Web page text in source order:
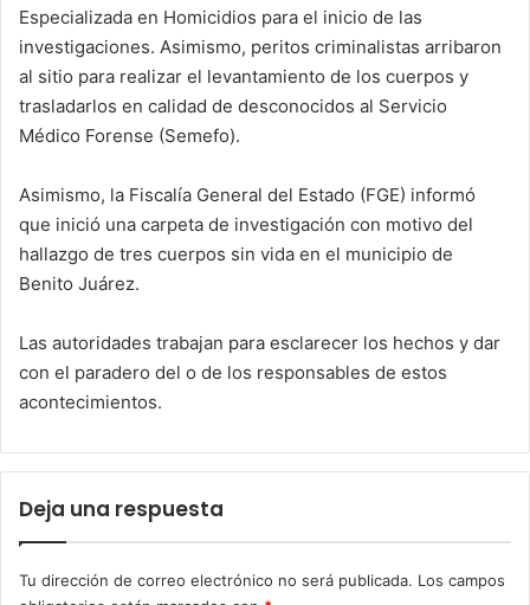
Especializada en Homicidios para el inicio de las
investigaciones. Asimismo, peritos criminalistas arribaron
al sitio para realizar el levantamiento de los cuerpos y
trasladarlos en calidad de desconocidos al Servicio
Médico Forense (Semefo).
Asimismo, la Fiscalía General del Estado (FGE) informó
que inició una carpeta de investigación con motivo del
hallazgo de tres cuerpos sin vida en el municipio de
Benito Juárez.
Las autoridades trabajan para esclarecer los hechos y dar
con el paradero del o de los responsables de estos
acontecimientos.
Deja una respuesta
Tu dirección de correo electrónico no será publicada. Los campos